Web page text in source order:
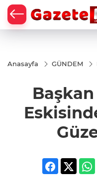
Anasayfa GÜNDEM